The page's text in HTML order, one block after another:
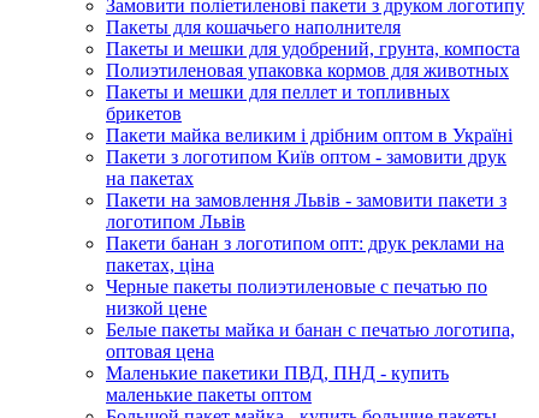
Замовити поліетиленові пакети з друком логотипу
Пакеты для кошачьего наполнителя
Пакеты и мешки для удобрений, грунта, компоста
Полиэтиленовая упаковка кормов для животных
Пакеты и мешки для пеллет и топливных
брикетов
Пакети майка великим і дрібним оптом в Україні
Пакети з логотипом Київ оптом - замовити друк
на пакетах
Пакети на замовлення Львів - замовити пакети з
логотипом Львів
Пакети банан з логотипом опт: друк реклами на
пакетах, ціна
Черные пакеты полиэтиленовые с печатью по
низкой цене
Белые пакеты майка и банан с печатью логотипа,
оптовая цена
Маленькие пакетики ПВД, ПНД - купить
маленькие пакеты оптом